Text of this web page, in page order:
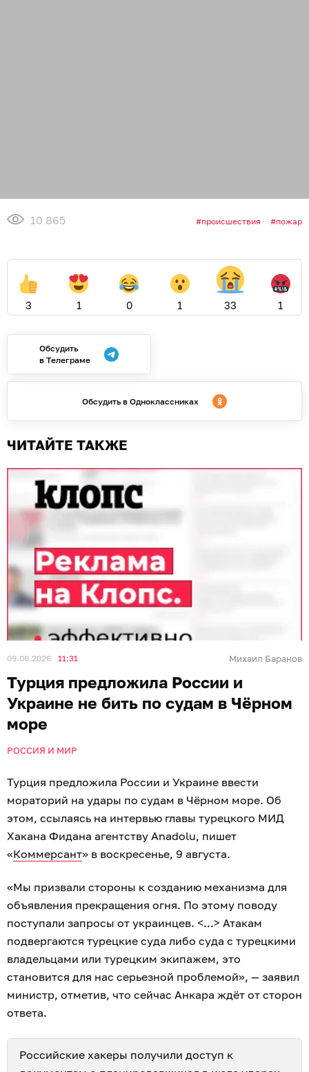
10 865 происшествия пожар
3 1 0 1 33 1
Обсудить
в Телеграме
Обсудить в Одноклассниках
ЧИТАЙТЕ ТАКЖЕ
09.08.2026 11:31 Михаил Баранов
Турция предложила России и
Украине не бить по судам в Чёрном
море
РОССИЯ И МИР
Турция предложила России и Украине ввести
мораторий на удары по судам в Чёрном море. Об
этом, ссылаясь на интервью главы турецкого МИД
Хакана Фидана агентству Anadolu, пишет
«Коммерсант» в воскресенье, 9 августа.
«Мы призвали стороны к созданию механизма для
объявления прекращения огня. По этому поводу
поступали запросы от украинцев. <...> Атакам
подвергаются турецкие суда либо суда с турецкими
владельцами или турецким экипажем, это
становится для нас серьезной проблемой», — заявил
министр, отметив, что сейчас Анкара ждёт от сторон
ответа.
Российские хакеры получили доступ к